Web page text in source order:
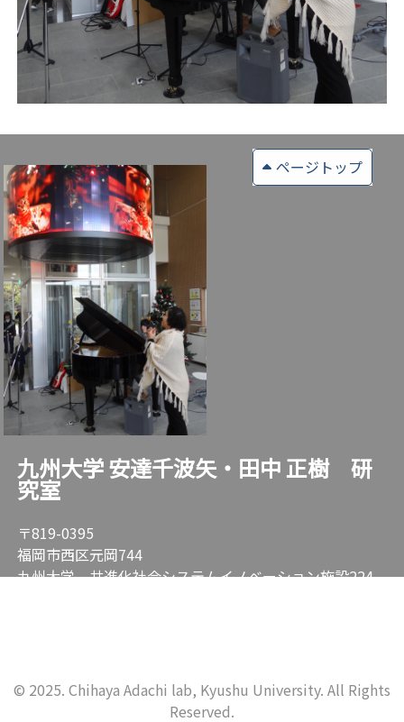
ページトップ
九州大学 安達千波矢・田中 正樹 研
究室
〒819-0395
福岡市西区元岡744
九州大学 共進化社会システムイノベーション施設224
© 2025. Chihaya Adachi lab, Kyushu University. All Rights
Reserved.